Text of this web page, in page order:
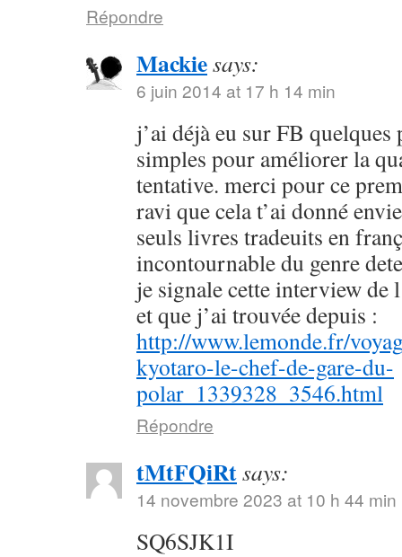
Répondre
Mackiesays:
6 juin 2014 at 17 h 14 min
j’ai déjà eu sur FB quelques
simples pour améliorer la
tentative. merci pour ce
ravi que cela t’ai donné
seuls livres tradeuits en
incontournable du genre
je signale cette interview de
et que j’ai trouvée depuis :
http://www.lemonde.fr/
kyotaro-le-chef-de-gare-du-
polar_1339328_3546.html
Répondre
tMtFQiRtsays:
14 novembre 2023 at 10 h 44 min
SQ6SJK1I